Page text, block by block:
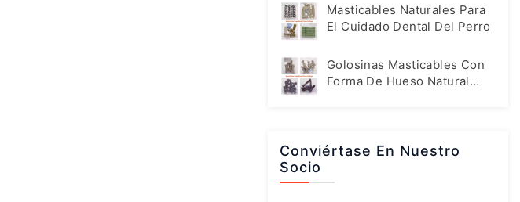
Masticables Naturales Para
El Cuidado Dental Del Perro
Golosinas Masticables Con
Forma De Hueso Natural
Conviértase En Nuestro
Socio